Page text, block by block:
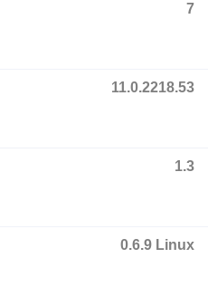
7
11.0.2218.53
1.3
0.6.9 Linux